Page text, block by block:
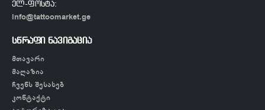
ელ-ფოსტა:
info@tattoomarket.ge
სწრაფი ნავიგაცია
მთავარი
მაღაზია
ჩვენს შესახებ
კონტაქტი